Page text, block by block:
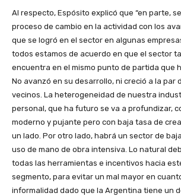
Al respecto, Espósito explicó que “en parte,
proceso de cambio en la actividad con los
que se logró en el sector en algunas
todos estamos de acuerdo en que el sector
encuentra en el mismo punto de partida que
No avanzó en su desarrollo, ni creció a la par
vecinos. La heterogeneidad de nuestra
personal, que ha futuro se va a profundizar,
moderno y pujante pero con baja tasa de
un lado. Por otro lado, habrá un sector de
uso de mano de obra intensiva. Lo natural
todas las herramientas e incentivos hacia
segmento, para evitar un mal mayor en
informalidad dado que la Argentina tiene un